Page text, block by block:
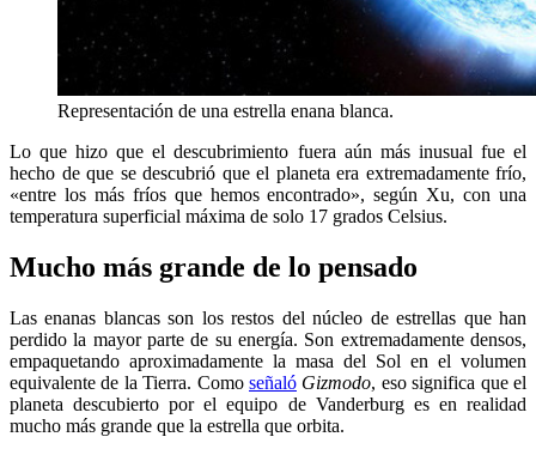
Representación de una estrella enana blanca.
Lo que hizo que el descubrimiento fuera aún más inusual fue el
hecho de que se descubrió que el planeta era extremadamente frío,
«entre los más fríos que hemos encontrado», según Xu, con una
temperatura superficial máxima de solo 17 grados Celsius.
Mucho más grande de lo pensado
Las enanas blancas son los restos del núcleo de estrellas que han
perdido la mayor parte de su energía. Son extremadamente densos,
empaquetando aproximadamente la masa del Sol en el volumen
equivalente de la Tierra. Como señaló Gizmodo, eso significa que el
planeta descubierto por el equipo de Vanderburg es en realidad
mucho más grande que la estrella que orbita.